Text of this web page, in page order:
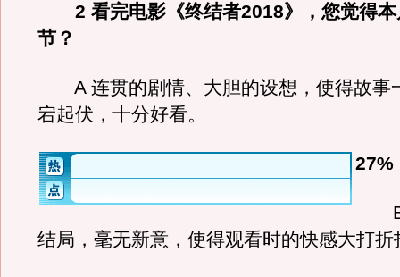
2 看完电影《终结者2018》，您觉得本
节？
A 连贯的剧情、大胆的设想，使得故事
宕起伏，十分好看。
27%
B
结局，毫无新意，使得观看时的快感大打折